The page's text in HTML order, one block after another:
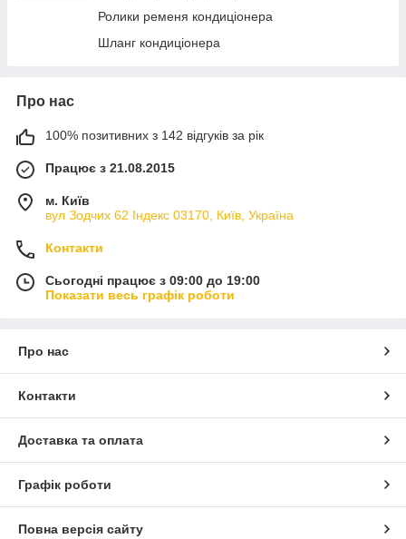
Обопитель салону
Ролики ременя кондиціонера
Шланг кондиціонера
Про нас
100% позитивних з 142 відгуків за рік
Працює з 21.08.2015
м. Київ
вул Зодчих 62 Індекс 03170, Київ, Україна
Контакти
Сьогодні працює з 09:00 до 19:00
Показати весь графік роботи
Про нас
Контакти
Доставка та оплата
Графік роботи
Повна версія сайту